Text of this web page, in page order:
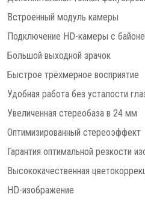
Встроенный модуль камеры
Подключение НD-камеры с
Большой выходной зрачок
Быстрое трёхмерное восприятие
Удобная работа без усталости
Увеличенная стереобаза в 24 мм
Оптимизированный стереоэффект
Гарантия оптимальной резкости
Высококачественная
HD-изображение